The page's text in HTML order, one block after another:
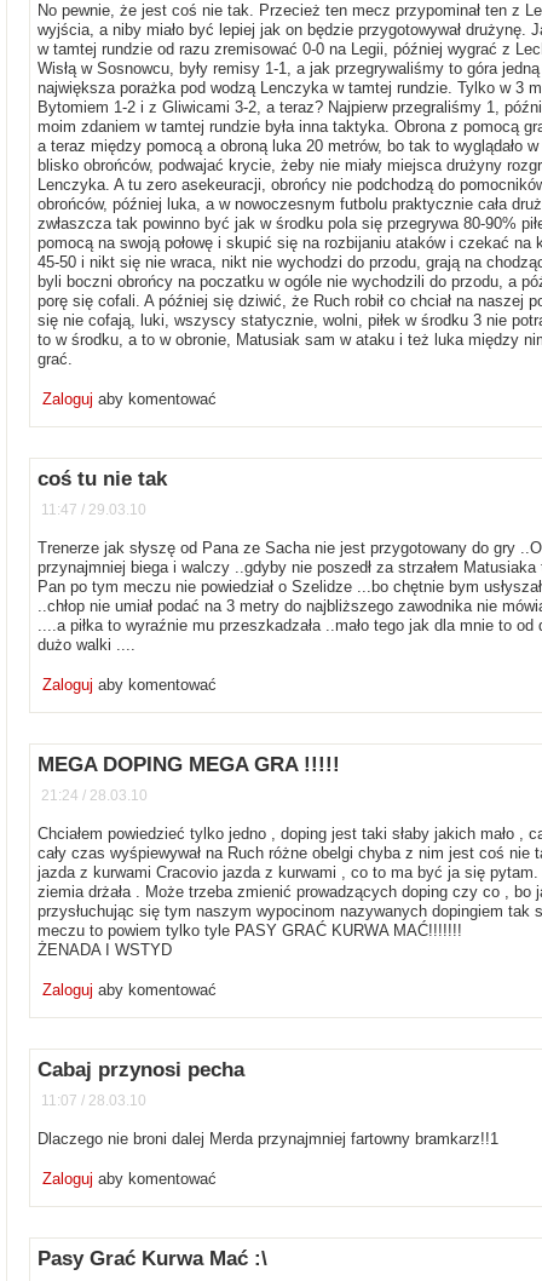
No pewnie, że jest coś nie tak. Przecież ten mecz przypominał ten z
wyjścia, a niby miało być lepiej jak on będzie przygotowywał drużynę.
w tamtej rundzie od razu zremisować 0-0 na Legii, później wygrać z
Wisłą w Sosnowcu, były remisy 1-1, a jak przegrywaliśmy to góra
największa porażka pod wodzą Lenczyka w tamtej rundzie. Tylko w 3
Bytomiem 1-2 i z Gliwicami 3-2, a teraz? Najpierw przegraliśmy 1,
moim zdaniem w tamtej rundzie była inna taktyka. Obrona z pomocą
a teraz między pomocą a obroną luka 20 metrów, bo tak to wyglądało
blisko obrońców, podwajać krycie, żeby nie miały miejsca drużyny
Lenczyka. A tu zero asekeuracji, obrońcy nie podchodzą do
obrońców, później luka, a w nowoczesnym futbolu praktycznie cała
zwłaszcza tak powinno być jak w środku pola się przegrywa 80-90%
pomocą na swoją połowę i skupić się na rozbijaniu ataków i czekać
45-50 i nikt się nie wraca, nikt nie wychodzi do przodu, grają na
byli boczni obrońcy na poczatku w ogóle nie wychodzili do przodu, a
porę się cofali. A później się dziwić, że Ruch robił co chciał na naszej
się nie cofają, luki, wszyscy statycznie, wolni, piłek w środku 3 nie
to w środku, a to w obronie, Matusiak sam w ataku i też luka między
grać.
Zalogujaby komentować
coś tu nie tak
11:47 / 29.03.10
Trenerze jak słyszę od Pana ze Sacha nie jest przygotowany do gry
przynajmniej biega i walczy ..gdyby nie poszedł za strzałem
Pan po tym meczu nie powiedział o Szelidze ...bo chętnie bym
..chłop nie umiał podać na 3 metry do najbliższego zawodnika nie
....a piłka to wyraźnie mu przeszkadzała ..mało tego jak dla mnie to
dużo walki ....
Zalogujaby komentować
MEGA DOPING MEGA GRA !!!!!
21:24 / 28.03.10
Chciałem powiedzieć tylko jedno , doping jest taki słaby jakich mało ,
cały czas wyśpiewywał na Ruch różne obelgi chyba z nim jest coś
jazda z kurwami Cracovio jazda z kurwami , co to ma być ja się
ziemia drżała . Może trzeba zmienić prowadzących doping czy co ,
przysłuchując się tym naszym wypocinom nazywanych dopingiem tak
meczu to powiem tylko tyle PASY GRAĆ KURWA MAĆ!!!!!!!
ŻENADA I WSTYD
Zalogujaby komentować
Cabaj przynosi pecha
11:07 / 28.03.10
Dlaczego nie broni dalej Merda przynajmniej fartowny bramkarz!!1
Zalogujaby komentować
Pasy Grać Kurwa Mać :\